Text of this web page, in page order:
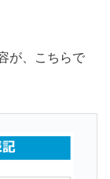
が、こちらで